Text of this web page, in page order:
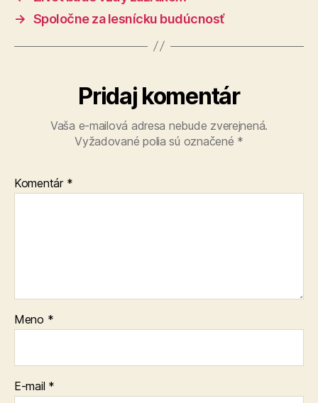
→ Spoločne za lesnícku budúcnosť
Pridaj komentár
Vaša e-mailová adresa nebude zverejnená.
Vyžadované polia sú označené *
Komentár *
Meno *
E-mail *